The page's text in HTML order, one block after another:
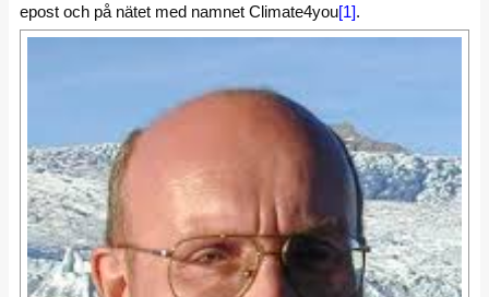
epost och på nätet med namnet Climate4you[1].